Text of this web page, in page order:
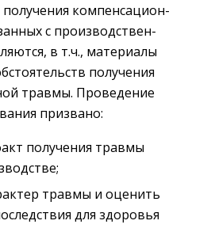
ком­пен­са­ци­он­
с про­из­вод­ствен­
в т.ч., ма­те­ри­а­лы
по­лу­че­ния
трав­мы. Про­ве­де­ние
при­зва­но:
по­лу­че­ния трав­мы
трав­мы и оце­нить
для здо­ро­вья